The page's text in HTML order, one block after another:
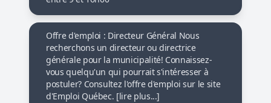
Offre d'emploi : Directeur Général Nous
recherchons un directeur ou directrice
générale pour la municipalité! Connaissez-
vous quelqu'un qui pourrait s'intéresser à
postuler? Consultez l'offre d'emploi sur le site
d'Emploi Québec. [lire plus...]